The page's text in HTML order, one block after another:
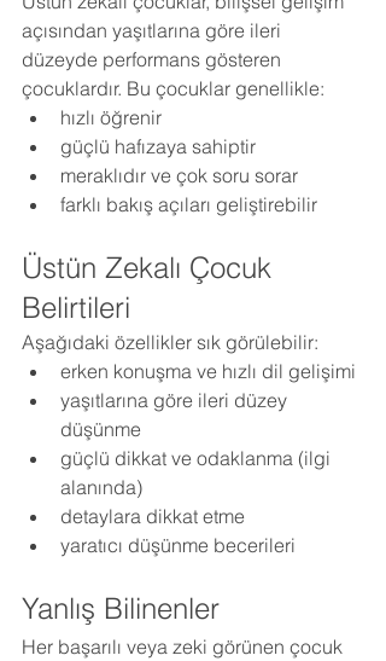
açısından yaşıtlarına göre ileri
düzeyde performans gösteren
çocuklardır. Bu çocuklar genellikle:
hızlı öğrenir
güçlü hafızaya sahiptir
meraklıdır ve çok soru sorar
farklı bakış açıları geliştirebilir
Üstün Zekalı Çocuk
Belirtileri
Aşağıdaki özellikler sık görülebilir:
erken konuşma ve hızlı dil gelişimi
yaşıtlarına göre ileri düzey
düşünme
güçlü dikkat ve odaklanma (ilgi
alanında)
detaylara dikkat etme
yaratıcı düşünme becerileri
Yanlış Bilinenler
Her başarılı veya zeki görünen çocuk